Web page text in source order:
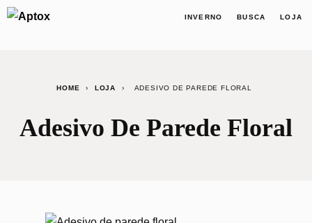
INVERNO BUSCA LOJA
HOME › LOJA › ADESIVO DE PAREDE FLORAL
Adesivo De Parede Floral